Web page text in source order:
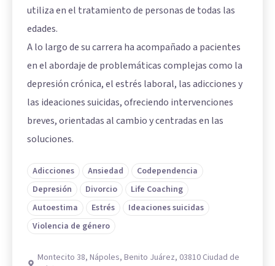
utiliza en el tratamiento de personas de todas las
edades.
A lo largo de su carrera ha acompañado a pacientes
en el abordaje de problemáticas complejas como la
depresión crónica, el estrés laboral, las adicciones y
las ideaciones suicidas, ofreciendo intervenciones
breves, orientadas al cambio y centradas en las
soluciones.
Adicciones Ansiedad
Codependencia
Depresión
Divorcio
Life Coaching
Autoestima
Estrés
Ideaciones suicidas
Violencia de género
Montecito 38, Nápoles, Benito Juárez, 03810 Ciudad de